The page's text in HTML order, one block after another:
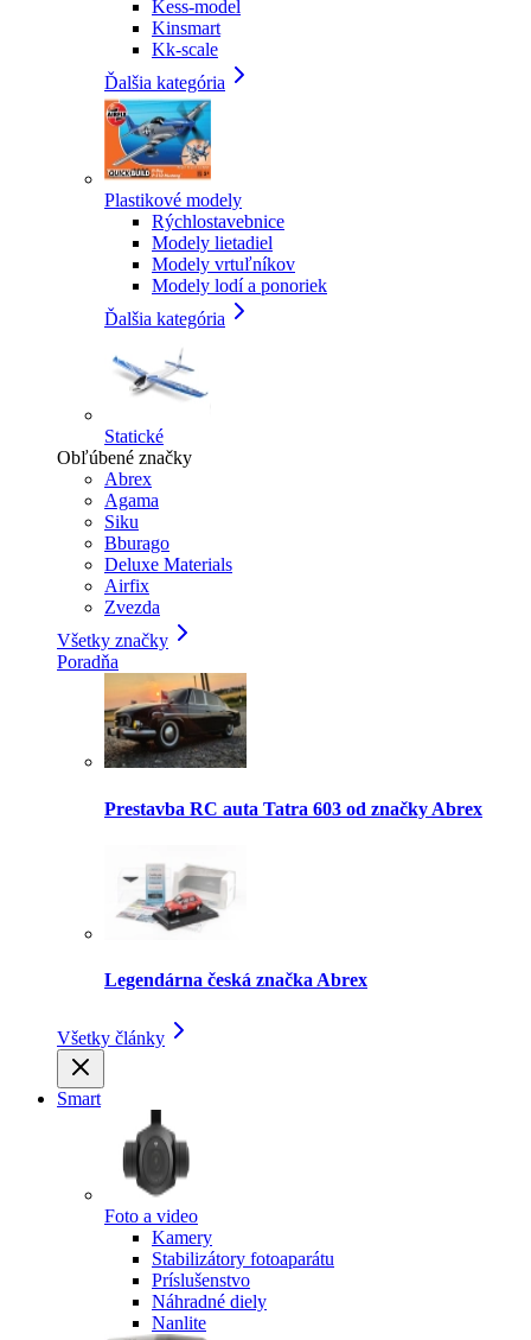
Kess-model
Kinsmart
Kk-scale
Ďalšia kategória
Plastikové modely
Rýchlostavebnice
Modely lietadiel
Modely vrtuľníkov
Modely lodí a ponoriek
Ďalšia kategória
Statické
Obľúbené značky
Abrex
Agama
Siku
Bburago
Deluxe Materials
Airfix
Zvezda
Všetky značky
Poradňa
Prestavba RC auta Tatra 603 od značky Abrex
Legendárna česká značka Abrex
Všetky články
Smart
Foto a video
Kamery
Stabilizátory fotoaparátu
Príslušenstvo
Náhradné diely
Nanlite